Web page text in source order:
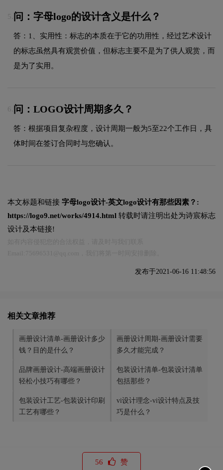
5. 问：字母logo的设计含义是什么？
答：1、实用性：标志的本质在于它的功用性，经过艺术设计
的标志虽然具有观赏价值，但标志主要不是为了供人观赏，而
是为了实用。
6. 问：LOGO设计周期多久？
答：根据项目复杂程度，设计周期一般为5至22个工作日，具
体时间在签订合同时与您确认。
本文标题和链接 字母logo设计-英文logo设计有那些因素？:
https://logo9.net/works/4914.html 转载时请注明出处为诗宸标志
设计及本链接!
发布于2021-06-16 11:48:56
相关文章推荐
画册设计清单-画册设计多少
钱？目的是什么？
画册设计周期-画册设计需要
多久才能完成？
品牌画册设计-高端画册设计
轻松小技巧有哪些？
包装设计清单-包装设计清单
包括那些？
包装设计工艺-包装设计印刷
工艺有哪些？
vi设计理念-vi设计特点及技
巧是什么？
56 赞